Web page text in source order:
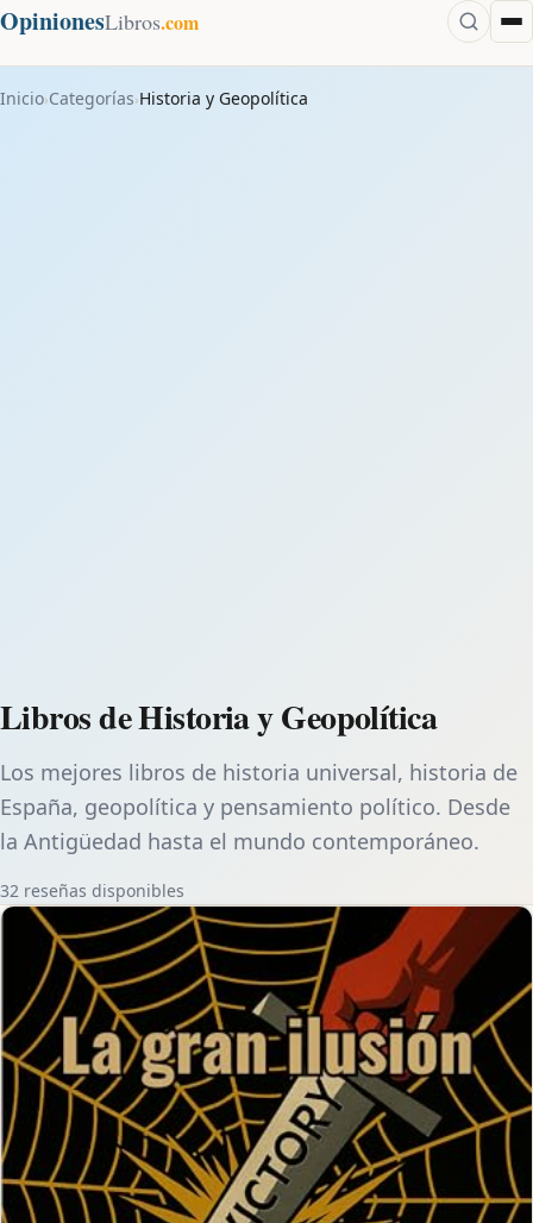
OpinionesLibros.com
Inicio›Categorías›Historia y Geopolítica
Libros de Historia y Geopolítica
Los mejores libros de historia universal, historia de
España, geopolítica y pensamiento político. Desde
la Antigüedad hasta el mundo contemporáneo.
32 reseñas disponibles